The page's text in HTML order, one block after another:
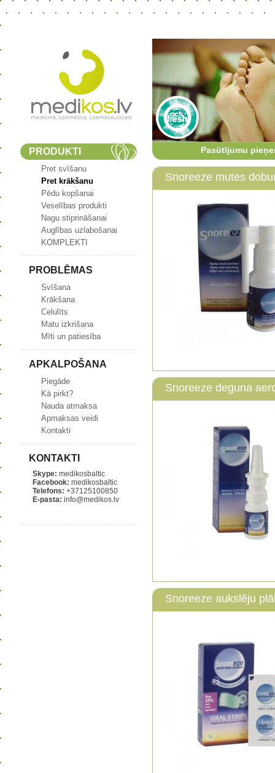
PRODUKTI
Pret svīšanu
Pret krākšanu
Pēdu kopšanai
Veselības produkti
Nagu stiprināšanai
Auglības uzlabošanai
KOMPLEKTI
PROBLĒMAS
Svīšana
Krākšana
Celulīts
Matu izkrišana
Mīti un patiesība
APKALPOŠANA
Piegāde
Kā pirkt?
Nauda atmaksa
Apmaksas veidi
Kontakti
KONTAKTI
Skype: medikosbaltic
Facebook: medikosbaltic
Telefons: +37125100850
E-pasta: info@medikos.lv
Pasūtījumu
Snoreeze mutes
Snoreeze deguna
Snoreeze aukslēju